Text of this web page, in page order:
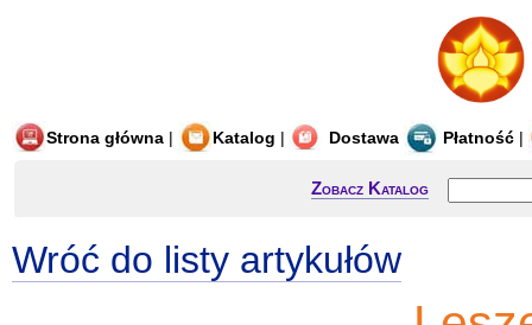
Strona główna | Katalog | Dostawa Płatność |
Zobacz Katalog
Wróć do listy artykułów